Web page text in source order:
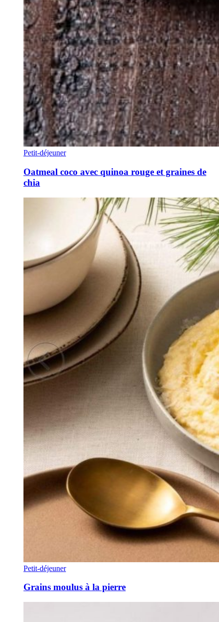
Petit-déjeuner
Oatmeal coco avec quinoa rouge et graines de
chia
Petit-déjeuner
Grains moulus à la pierre